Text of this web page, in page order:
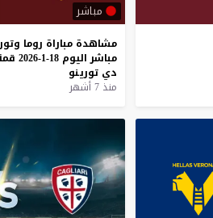
مباشر
مشاهدة مباراة روما
مباشر اليوم 18-1-2026
دي تورينو
منذ 7 أشهر